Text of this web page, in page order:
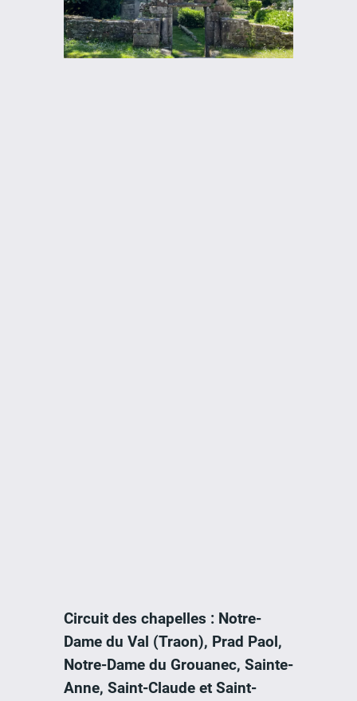
Circuit des chapelles : Notre-
Dame du Val (Traon), Prad Paol,
Notre-Dame du Grouanec, Sainte-
Anne, Saint-Claude et Saint-